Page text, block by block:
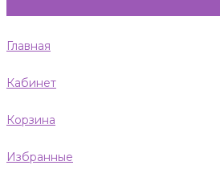
Главная
Кабинет
Корзина
Избранные